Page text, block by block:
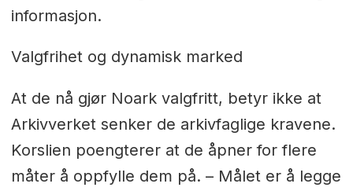
informasjon.
Valgfrihet og dynamisk marked
At de nå gjør Noark valgfritt, betyr ikke at
Arkivverket senker de arkivfaglige kravene.
Korslien poengterer at de åpner for flere
måter å oppfylle dem på. – Målet er å legge